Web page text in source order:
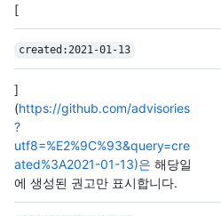
[
created:2021-01-13
]
(https://github.com/advisories
?
utf8=%E2%9C%93&query=cre
ated%3A2021-01-13)은 해당일
에 생성된 권고만 표시합니다.